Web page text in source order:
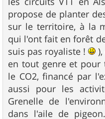
propose de planter
sur le territoire, à la
qui l'ont fait en forêt
suis pas royaliste !
en tout genre et pour
le CO2, financé par
aussi pour les
Grenelle de
dans l'aile de